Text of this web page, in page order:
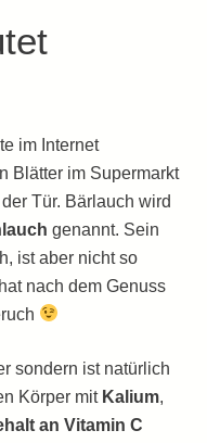
im Internet
Blätter im Supermarkt
Tür. Bärlauch wird
genannt. Sein
ist aber nicht so
nach dem Genuss
sondern ist natürlich
Körper mit Kalium,
an Vitamin C